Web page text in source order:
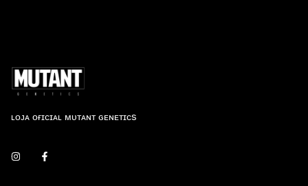
ʟᴏᴊᴀ ᴏғɪᴄɪᴀʟ ᴍᴜᴛᴀɴᴛ ɢᴇɴᴇᴛɪᴄs